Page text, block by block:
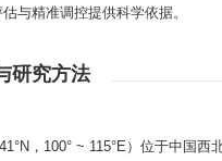
与精准调控提供科学依据。
研究方法
，100° ~ 115°E）位于中国